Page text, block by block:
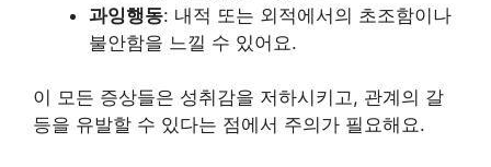
과잉행동: 내적 또는 외적에서의 초조함이나
불안함을 느낄 수 있어요.
이 모든 증상들은 성취감을 저하시키고, 관계의 갈
등을 유발할 수 있다는 점에서 주의가 필요해요.